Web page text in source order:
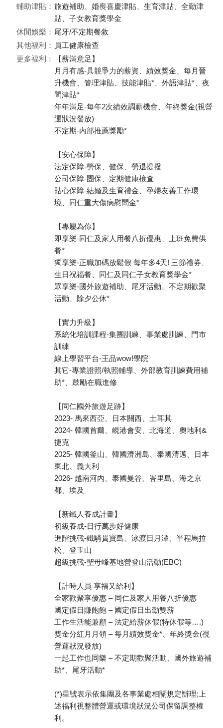
輔助津貼： 旅遊補助、婚喪喜慶津貼、生育津貼、全勤津
貼、子女教育獎學金
休閒娛樂： 尾牙/不定期餐敘
其他福利： 員工健康檢查
更多福利：
【薪滿意足】
月月有感-具競爭力的薪資、績效獎金、每月晉
升機會、管理津貼、技能津貼*、外語津貼*、夜
間津貼*
年年滿足-每年2次績效調薪機會、年終獎金(視營
運狀況發放)
不定期-內部推薦獎勵*
【安心保障】
法定保障-勞保、健保、勞退提撥
公司保障-團保、定期健康檢查
貼心保障-結婚及生育禮金、孕婦友善工作環
境、同仁重大傷病慰問金*
【專屬為你】
即享樂-同仁及家人用餐八折優惠、上班免費供
餐*
獨享樂-正職加碼放鬆假 每年多4天! 三節禮券、
生日祝福餐、同仁及同仁子女教育獎學金*
眾享樂-國外旅遊補助、尾牙活動、不定期歡聚
活動、除夕公休*
【實力升級】
系統化培訓課程-集團訓練、事業處訓練、門市
訓練
線上學習平台-王品wow!學院
其它-專業證照/執照輔導、外部教育訓練費用補
助*、鼓勵在職進修
【同仁國外旅遊足跡】
2023- 馬來西亞、日本關西、土耳其
2024- 韓國首爾、峴港會安、北海道、奧地利&
捷克
2025- 韓國釜山、韓國濟洲島、泰國清邁、日本
東北、義大利
2026- 越南河內、泰國曼谷、峇里島、海之京
都、埃及
【新鐵人養成計畫】
初級養成-日行萬步好健康
進階挑戰-鐵騎貫寶島、泳渡日月潭、半程馬拉
松、登玉山
超級挑戰-聖母峰基地營登山活動(EBC)
【計時人員 享福又給利】
全家歡聚享優惠 – 同仁及家人用餐八折優惠
國定假日賺飽飽 – 國定假日出勤雙薪
工作生活能兼顧 – 法定給薪休假(特休假等….)
獎金分紅月月領 – 每月績效獎金*、年終獎金(視
營運狀況發放)
一起工作也同樂 – 不定期歡聚活動、國外旅遊補
助*、尾牙活動*
(*)星號表示依集團及各事業處相關規定辦理;上
述福利視整體營運或環境狀況公司保留調整權
利。